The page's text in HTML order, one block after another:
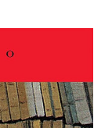
que tu
tus infinitas